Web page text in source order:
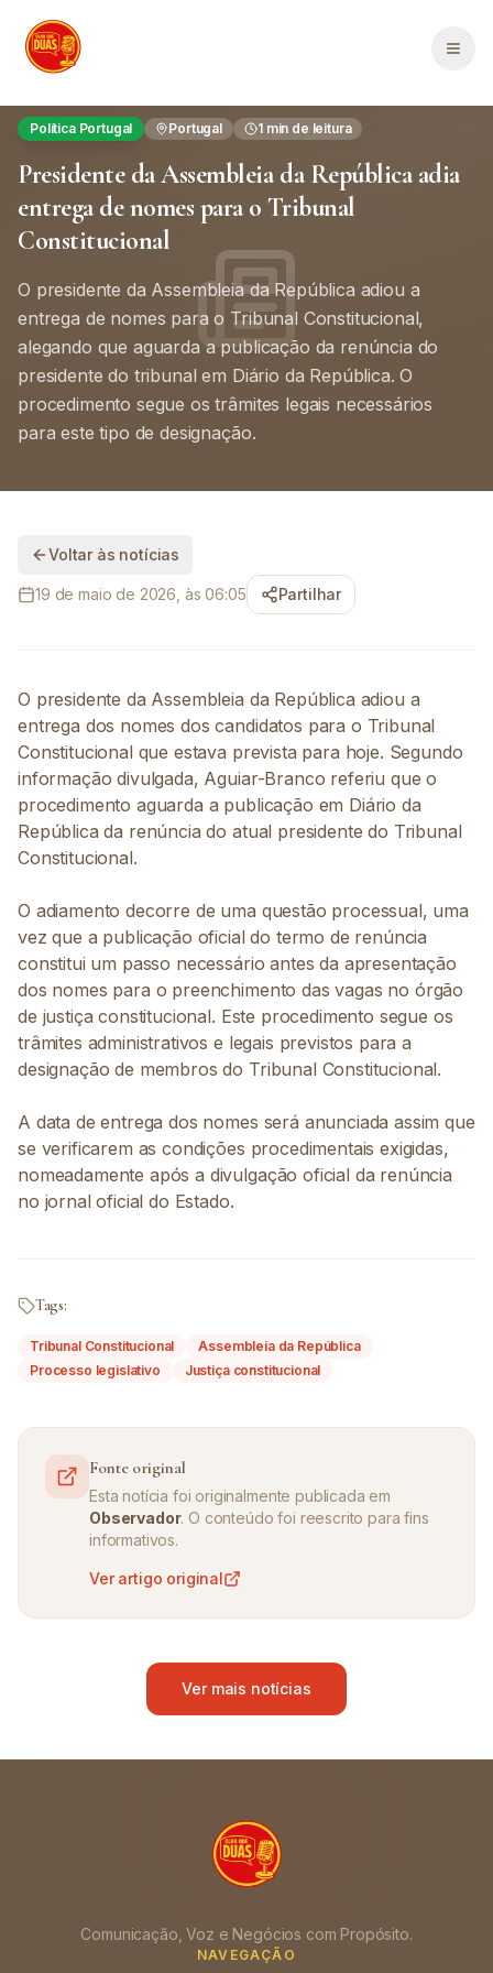
Política Portugal Portugal 1min de leitura
Presidente da Assembleia da República adia
entrega de nomes para o Tribunal
Constitucional
O presidente da Assembleia da República adiou a
entrega de nomes para o Tribunal Constitucional,
alegando que aguarda a publicação da renúncia do
presidente do tribunal em Diário da República. O
procedimento segue os trâmites legais necessários
para este tipo de designação.
Voltar às notícias
19 de maio de 2026, às 06:05 Partilhar
O presidente da Assembleia da República adiou a
entrega dos nomes dos candidatos para o Tribunal
Constitucional que estava prevista para hoje. Segundo
informação divulgada, Aguiar-Branco referiu que o
procedimento aguarda a publicação em Diário da
República da renúncia do atual presidente do Tribunal
Constitucional.
O adiamento decorre de uma questão processual, uma
vez que a publicação oficial do termo de renúncia
constitui um passo necessário antes da apresentação
dos nomes para o preenchimento das vagas no órgão
de justiça constitucional. Este procedimento segue os
trâmites administrativos e legais previstos para a
designação de membros do Tribunal Constitucional.
A data de entrega dos nomes será anunciada assim que
se verificarem as condições procedimentais exigidas,
nomeadamente após a divulgação oficial da renúncia
no jornal oficial do Estado.
Tags:
Tribunal Constitucional
Assembleia da República
Processo legislativo
Justiça constitucional
Fonte original
Esta notícia foi originalmente publicada em
Observador. O conteúdo foi reescrito para fins
informativos.
Ver artigo original
Ver mais notícias
Comunicação, Voz e Negócios com Propósito.
NAVEGAÇÃO